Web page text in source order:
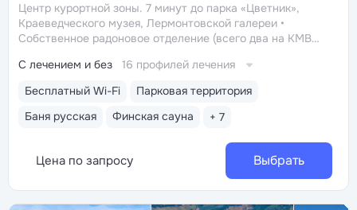
Центр курортной зоны. 7 минут до парка «Цветник»,
Краеведческого музея, Лермонтовской галереи
Собственное радоновое отделение (всего два на КМВ).
из источника, сохраняя все полезные свойства
Сероводородные ванны с природным источником:
минеральная вода подается напрямую из скважины
по собственному минералопроводу санатория
вертикальное вытяжение и сухое вытяжение Ormed
Professional с тепло-вибромассажем
Бесплатный Wi-Fi
Парковая территория
Баня русская
Финская сауна + 7
С лечением и без 16 профилей лечения
Цена по запросу Выбрать